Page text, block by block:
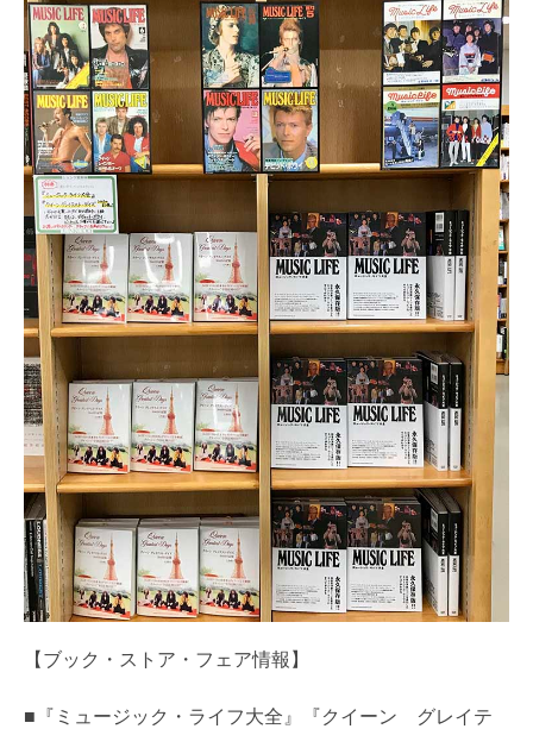
【ブック・ストア・フェア情報】
■『ミュージック・ライフ大全』『クイーン グレイテ